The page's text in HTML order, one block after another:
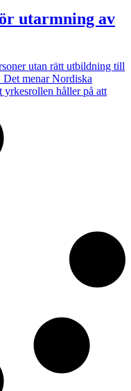
utarmning av
utan rätt utbildning till
Det menar Nordiska
yrkesrollen håller på att